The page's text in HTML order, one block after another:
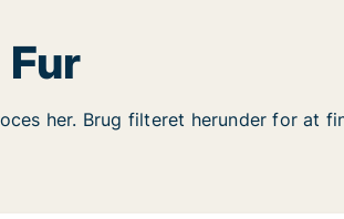
her. Brug filteret herunder for at